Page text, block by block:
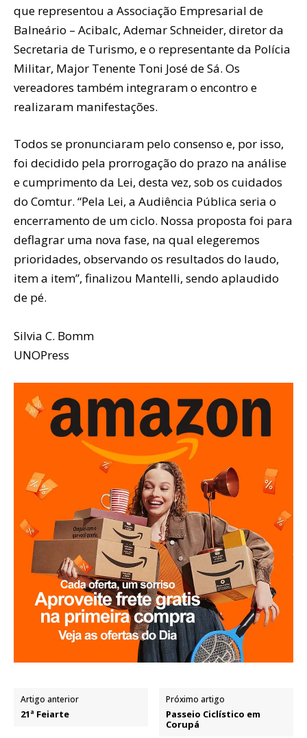
que representou a Associação Empresarial de
Balneário – Acibalc, Ademar Schneider, diretor da
Secretaria de Turismo, e o representante da Polícia
Militar, Major Tenente Toni José de Sá. Os
vereadores também integraram o encontro e
realizaram manifestações.
Todos se pronunciaram pelo consenso e, por isso,
foi decidido pela prorrogação do prazo na análise
e cumprimento da Lei, desta vez, sob os cuidados
do Comtur. “Pela Lei, a Audiência Pública seria o
encerramento de um ciclo. Nossa proposta foi para
deflagrar uma nova fase, na qual elegeremos
prioridades, observando os resultados do laudo,
item a item”, finalizou Mantelli, sendo aplaudido
de pé.
Silvia C. Bomm
UNOPress
Artigo anterior
21ª Feiarte
Próximo artigo
Passeio Ciclístico em
Corupá